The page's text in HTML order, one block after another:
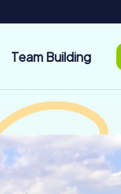
Team Building